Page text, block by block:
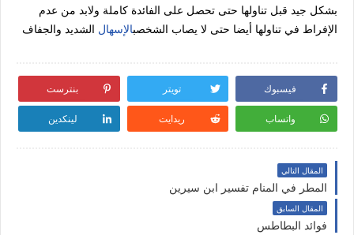
بشكل جيد قبل تناولها حتى تحصل على الفائدة كاملة ولابد من عدم
الإفراط في تناولها أيضا حتى لا يصاب الشخصبالإسهال الشديد والجفاف
فيسبوك تويتر بنترست
واتساب ريدايت لينكدين
المقال التالي
المطر في المنام تفسير ابن سيرين
المقال السابق
فوائد البطاطس